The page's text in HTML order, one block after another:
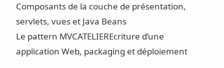
Composants de la couche de présentation,
servlets, vues et Java Beans
Le pattern MVCATELIEREcriture d’une
application Web, packaging et déploiement